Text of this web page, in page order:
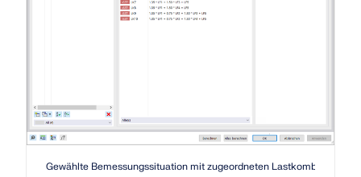
Gewählte Bemessungssituation mit zugeordneten Lastkombinationen